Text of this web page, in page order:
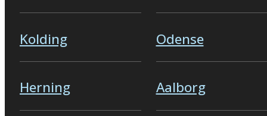
Kolding Odense
Herning Aalborg